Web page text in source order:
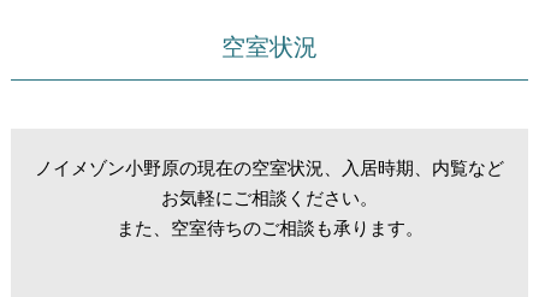
空室状況
ノイメゾン小野原の現在の空室状況、入居時期、内覧など
お気軽にご相談ください。
また、空室待ちのご相談も承ります。